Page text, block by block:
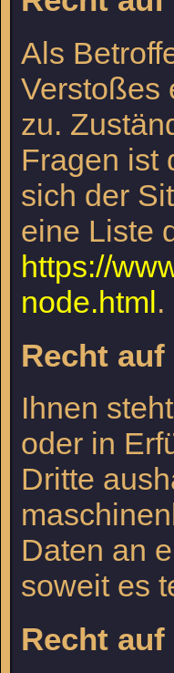
Als
Verstoßes
zu.
Fragen ist
sich der
eine Liste
https://
node.html.
Recht
Ihnen
oder in
Dritte
Daten an
soweit es
Recht